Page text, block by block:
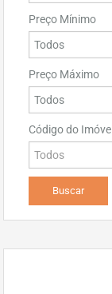
Preço Mínimo
Preço Máximo
Código do Imóvel